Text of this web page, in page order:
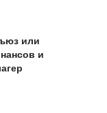
или
и